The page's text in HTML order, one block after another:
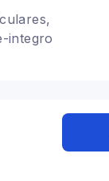
integro